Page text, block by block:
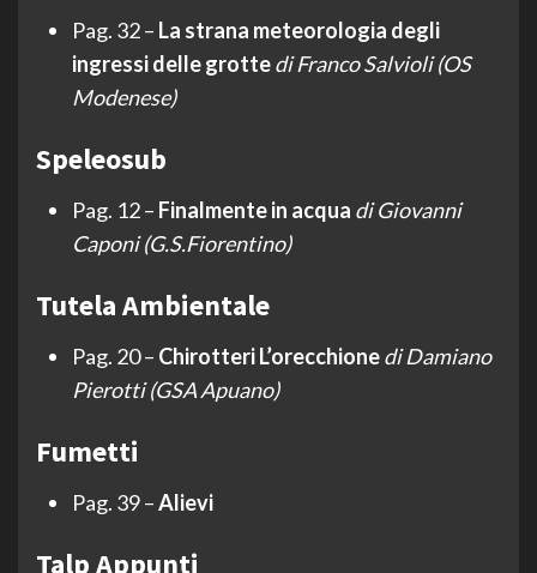
Pag. 32 – La strana meteorologia degli
ingressi delle grottedi Franco Salvioli (OS
Modenese)
Speleosub
Pag. 12 – Finalmente in acqua di Giovanni
Caponi (G.S.Fiorentino)
Tutela Ambientale
Pag. 20 – Chirotteri L’orecchionedi Damiano
Pierotti (GSA Apuano)
Fumetti
Pag. 39 –Alievi
Talp Appunti